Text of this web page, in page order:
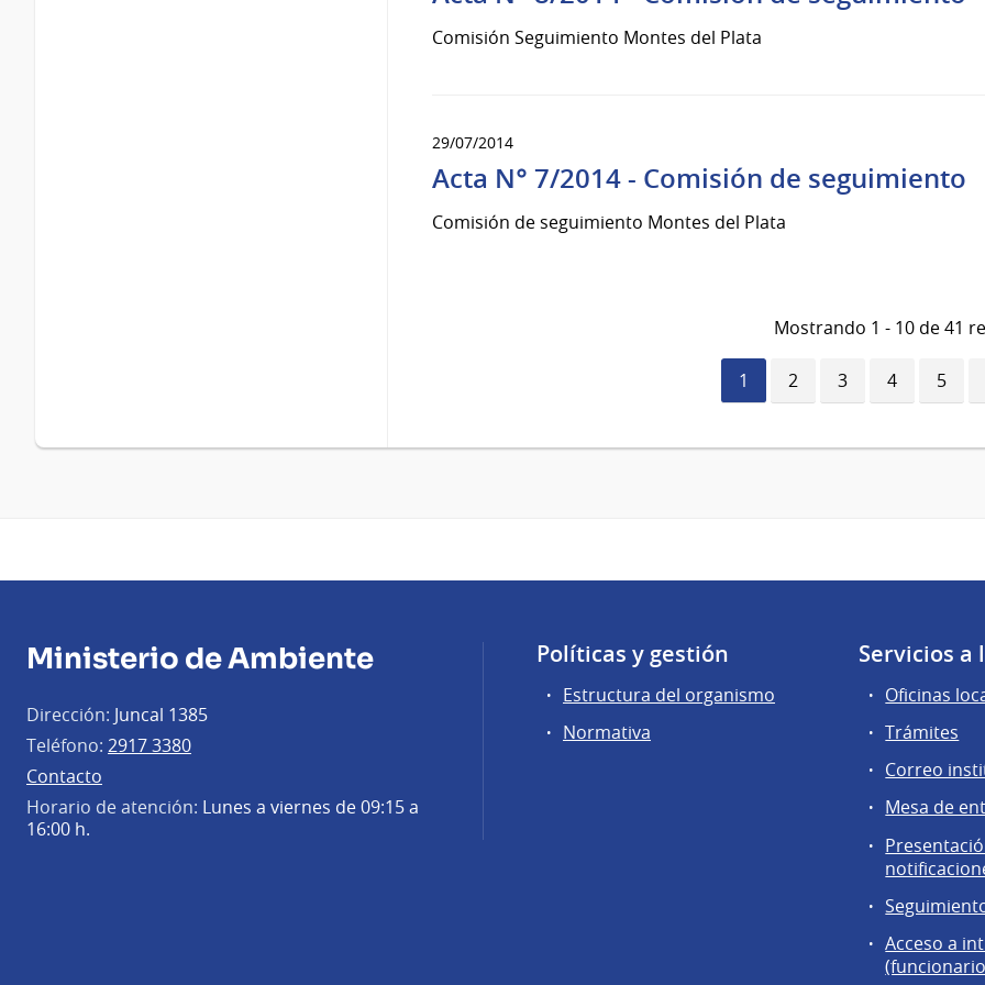
Comisión Seguimiento Montes del Plata
29/07/2014
Acta N° 7/2014 - Comisión de seguimiento
Comisión de seguimiento Montes del Plata
Mostrando 1 - 10 de 41
Página
actual
1 Página
2 Página
3 Página
4 5
Ministerio de Ambiente
Dirección: Juncal 1385
Teléfono: 2917 3380
Contacto
Horario de atención: Lunes a viernes de 09:15 a
16:00 h.
Políticas y gestión
Estructura del organismo
Normativa
Servicios a
Oficinas
Trámites
Correo
Mesa de
Acceso a